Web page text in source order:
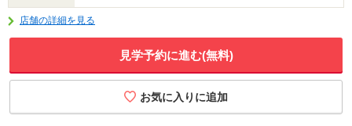
店舗の詳細を見る
見学予約に進む(無料)